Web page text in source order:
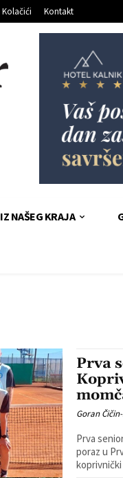
Kolačići Kontakt
IZ NAŠEG KRAJA
Prva
Goran
Prva
poraz u Prvoj
koprivnički